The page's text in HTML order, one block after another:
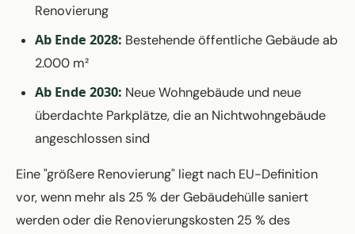
Renovierung
Ab Ende 2028: Bestehende öffentliche Gebäude ab
2.000 m²
Ab Ende 2030: Neue Wohngebäude und neue
überdachte Parkplätze, die an Nichtwohngebäude
angeschlossen sind
Eine "größere Renovierung" liegt nach EU-Definition
vor, wenn mehr als 25 % der Gebäudehülle saniert
werden oder die Renovierungskosten 25 % des